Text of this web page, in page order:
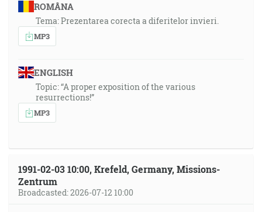
ROMÂNA
Tema: Prezentarea corecta a diferitelor invieri.
MP3
ENGLISH
Topic: “A proper exposition of the various
resurrections!”
MP3
1991-02-03 10:00, Krefeld, Germany, Missions-
Zentrum
Broadcasted: 2026-07-12 10:00